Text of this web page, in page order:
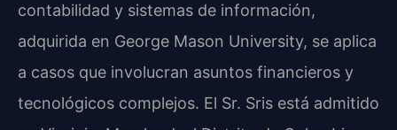
contabilidad y sistemas de información,
adquirida en George Mason University, se aplica
a casos que involucran asuntos financieros y
tecnológicos complejos. El Sr. Sris está admitido